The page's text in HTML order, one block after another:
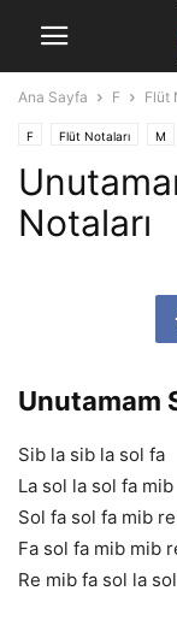
Ana Sayfa F Flüt
F Flüt Notaları M
Notaları
Unutamam
Sib la sib la sol fa
La sol la sol fa mib
Sol fa sol fa mib re
Fa sol fa mib mib
Re mib fa sol la